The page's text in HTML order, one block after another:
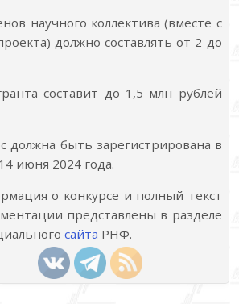
научного коллектива (вместе с
должно составлять от 2 до
составит до 1,5 млн рублей
должна быть зарегистрирована в
июня 2024 года.
о конкурсе и полный текст
представлены в разделе
сайта РНФ.